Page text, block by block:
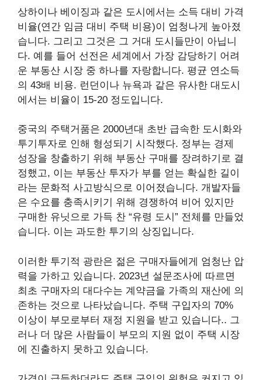
상하이나 베이징과 같은 도시에서는 소득 대비 가격
비율(연간 임금 대비 주택 비용)이 엄청나게 높아졌
습니다. 그리고 그것은 그 거대 도시들만이 아닙니
다. 예를 들어 선전은 세계에서 가장 감당하기 어려
운 부동산 시장 중 하나를 자랑합니다. 평균 연소득
의 43배 비용. 런던이나 뉴욕과 같은 유사한 대도시
에서는 비율이 15-20 정도입니다.
중국의 주택거품은 2000년대 초반 급속한 도시화와
투기투자로 인해 형성되기 시작했다. 정부는 경제
성장을 창출하기 위해 부동산 구매를 장려하기로 결
정했고, 이는 부동산 투자가 부를 얻는 확실한 길이
라는 문화적 사고방식으로 이어졌습니다. 개발자들
은 수요를 충족시키기 위해 경쟁하여 비어 있지만
구매한 유닛으로 가득 찬 “유령 도시” 전체를 만들었
습니다. 이는 과도한 투기의 상징입니다.
이러한 투기적 광란은 젊은 구매자들에게 엄청난 압
력을 가하고 있습니다. 2023년 설문조사에 따르면
최초 구매자의 대다수는 계약금을 가족의 재산에 의
존하는 것으로 나타났습니다. 주택 구입자의 70%
이상이 부모로부터 재정 지원을 받고 있습니다.. 그
러나 더 많은 사람들이 부모의 지원 없이 주택 시장
에 진출하지 못하고 있습니다.